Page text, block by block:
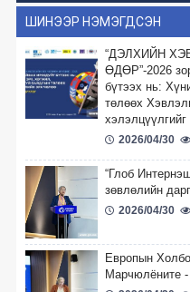
ШИНЭЭР НЭМЭГДСЭН
“ДЭЛХИЙН
ӨДӨР”-2026
бүтээх нь:
төлөөх
2026/04/30
“Глоб
зөвлөлийн
2026/04/30
Европын
Марчюлёните -